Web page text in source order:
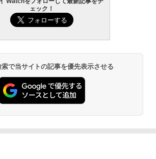
ェック！
で当サイトの記事を優先表示させる